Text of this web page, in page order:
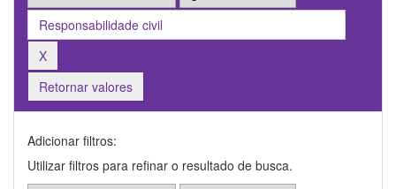
Retornar valores
Adicionar filtros:
Utilizar filtros para refinar o resultado de busca.